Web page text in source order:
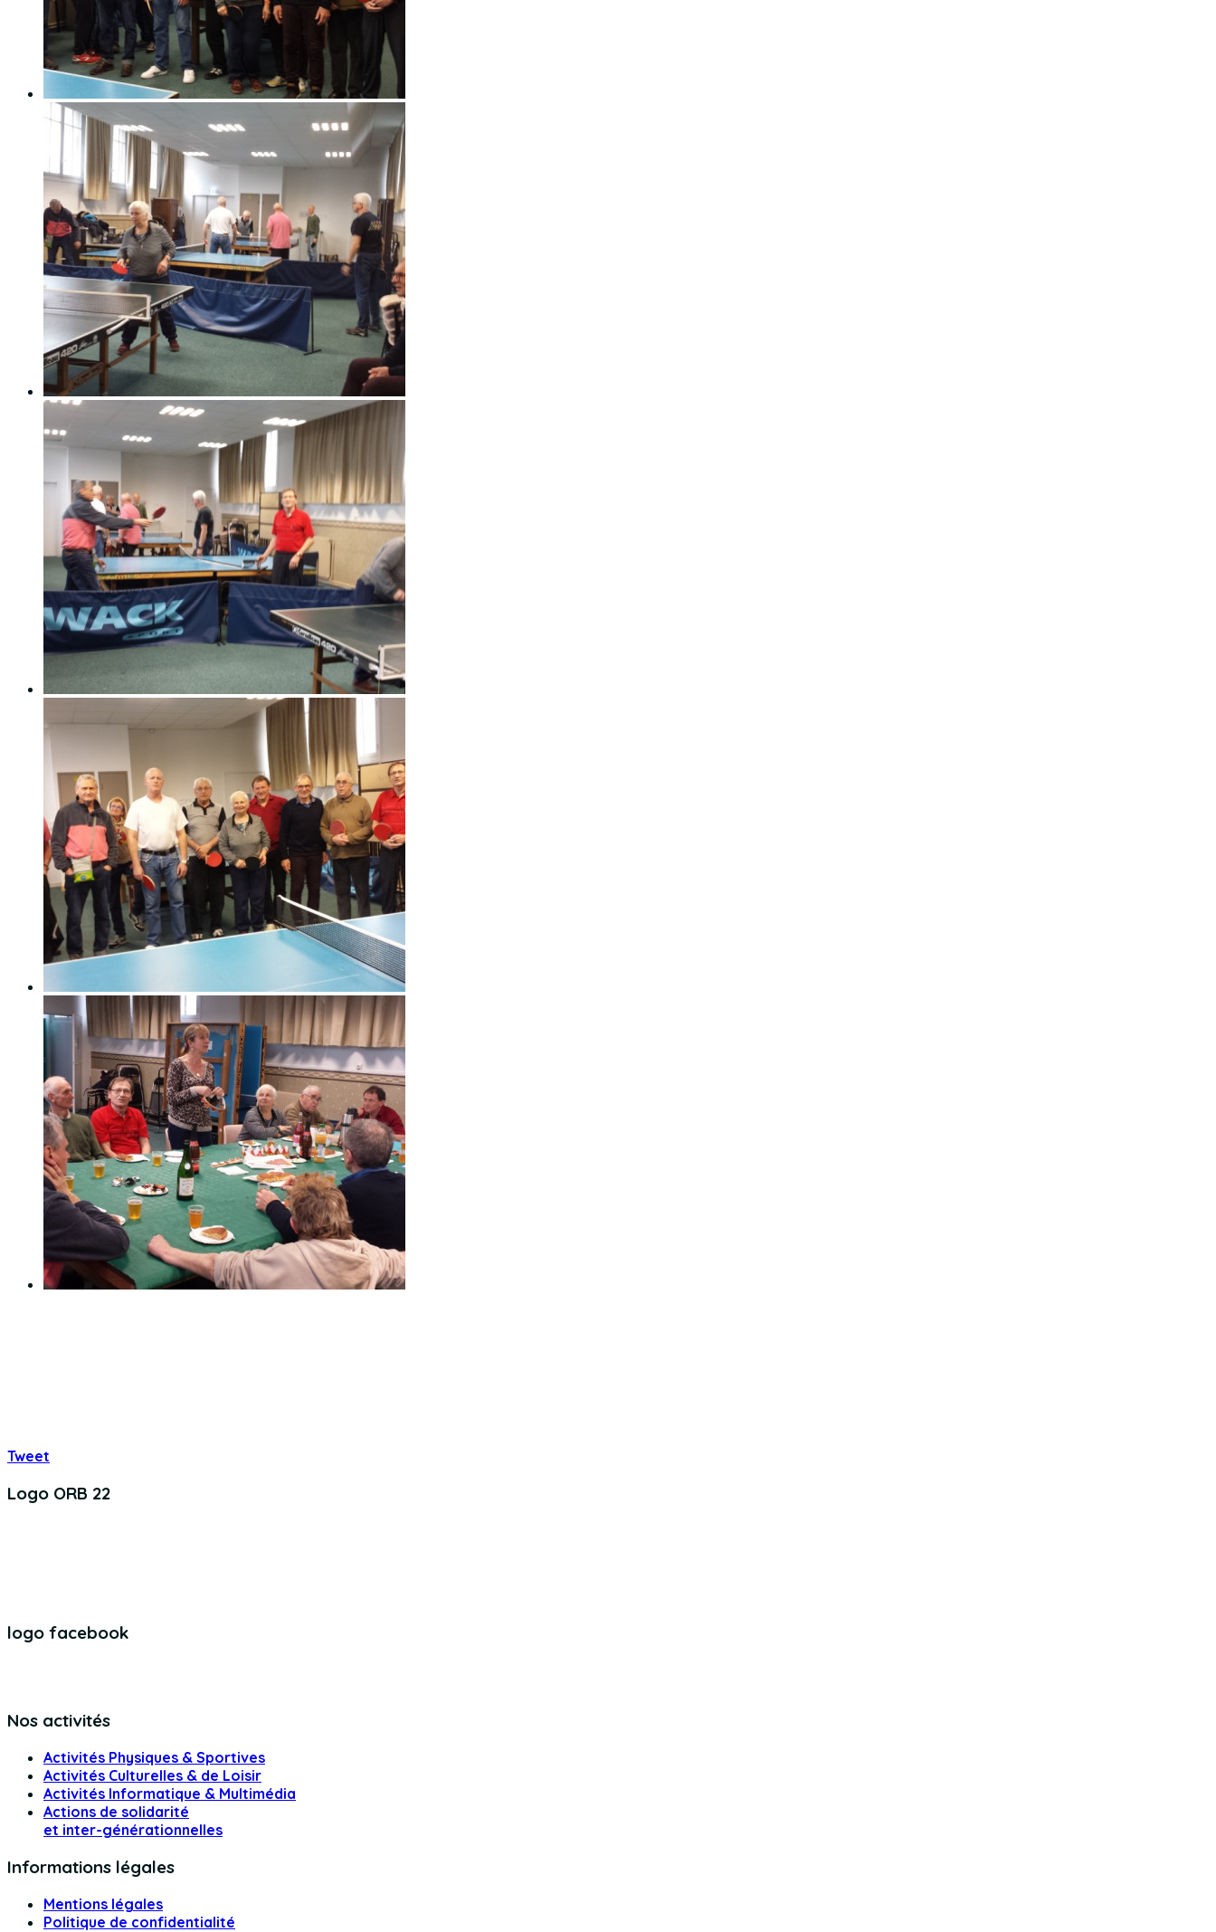
Tweet
Logo ORB 22
logo facebook
Nos activités
Activités Physiques & Sportives
Activités Culturelles & de Loisir
Activités Informatique & Multimédia
Actions de solidarité
et inter-générationnelles
Informations légales
Mentions légales
Politique de confidentialité